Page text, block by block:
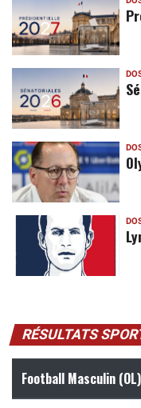
RÉSULTATS
Football Masculin (OL)